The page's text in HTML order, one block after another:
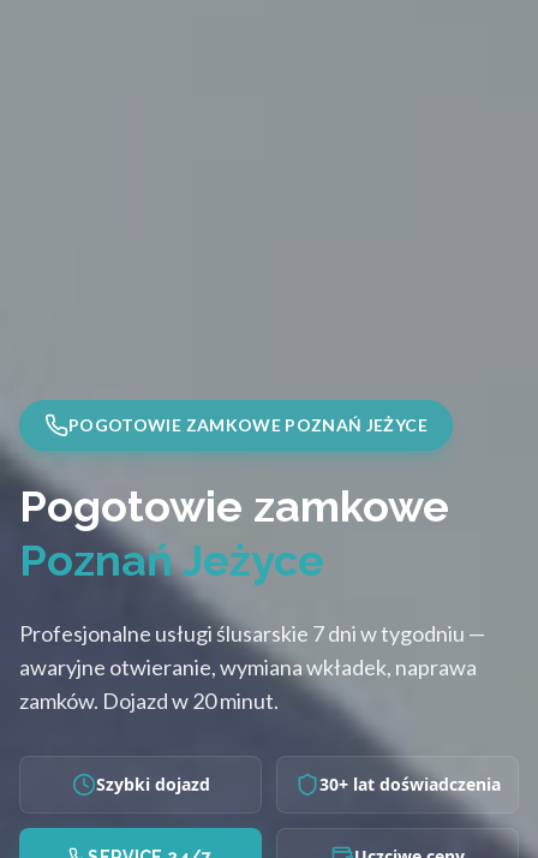
POGOTOWIE ZAMKOWE POZNAŃ JEŻYCE
Pogotowie zamkowe
Poznań Jeżyce
Profesjonalne usługi ślusarskie 7 dni w tygodniu —
awaryjne otwieranie, wymiana wkładek, naprawa
zamków. Dojazd w 20 minut.
Szybki dojazd 30+ lat doświadczenia